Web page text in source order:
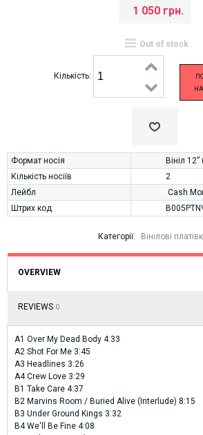
1 050 грн.
Out of stock
Кількість:
Формат носія
Вініл 12”
Кількість носіїв
2
Лейбл
Cash
Штрих код
Категорії: Вінілові
OVERVIEW
REVIEWS 0
A1 Over My Dead Body 4:33
A2 Shot For Me 3:45
A3 Headlines 3:26
A4 Crew Love 3:29
B1 Take Care 4:37
B2 Marvins Room / Buried Alive (Interlude) 8:15
B3 Under Ground Kings 3:32
B4 We'll Be Fine 4:08